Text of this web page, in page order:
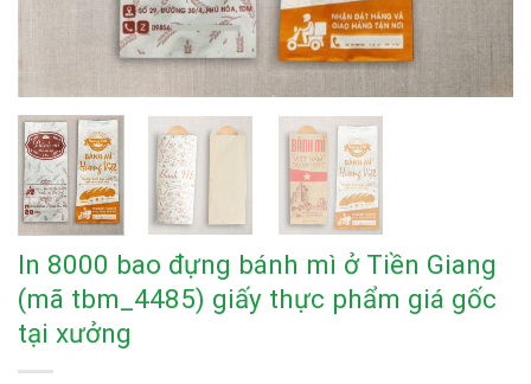
In 8000 bao đựng bánh mì ở Tiền Giang
(mã tbm_4485) giấy thực phẩm giá gốc
tại xưởng